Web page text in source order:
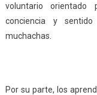
voluntario orientado
conciencia y
muchachas.
Por su parte, los